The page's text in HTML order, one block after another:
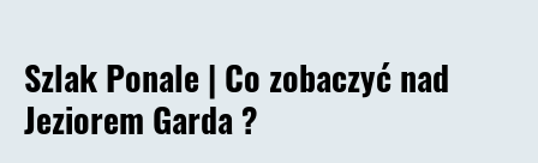
Szlak Ponale | Co zobaczyć nad
Jeziorem Garda ?